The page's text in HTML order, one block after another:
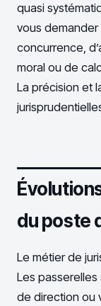
quasi
vous
concurrence,
moral ou de
La précision et
du poste
Le métier de
Les
de direction ou